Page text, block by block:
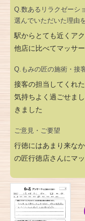
Q.数あるリラクゼーシ
選んでいただいた理由
駅からとても近くア
他店に比べてマッサ
Q.もみの匠の施術・接
接客の担当してくれ
気持ちよく過ごせま
きました
ご意見・ご要望
行徳にはあまり来な
の匠行徳店さんにマ